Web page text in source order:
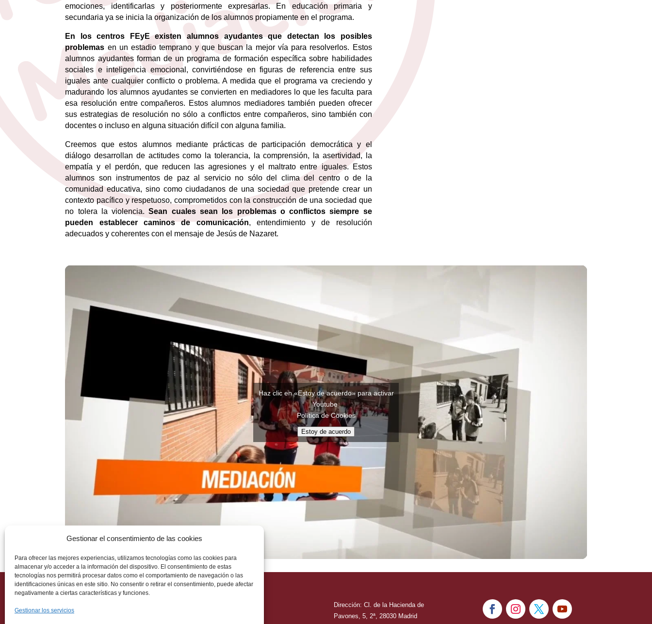
Gestionar el consentimiento de las cookies
Para ofrecer las mejores experiencias, utilizamos tecnologías como las cookies para
almacenar y/o acceder a la información del dispositivo. El consentimiento de estas
tecnologías nos permitirá procesar datos como el comportamiento de navegación o las
identificaciones únicas en este sitio. No consentir o retirar el consentimiento, puede afectar
negativamente a ciertas características y funciones.
Gestionar los servicios
emociones, identificarlas y posteriormente expresarlas. En educación primaria y
secundaria ya se inicia la organización de los alumnos propiamente en el programa.
En los centros FEyE existen alumnos ayudantes que detectan los posibles
problemas en un estadio temprano y que buscan la mejor vía para resolverlos. Estos
alumnos ayudantes forman de un programa de formación específica sobre habilidades
sociales e inteligencia emocional, convirtiéndose en figuras de referencia entre sus
iguales ante cualquier conflicto o problema. A medida que el programa va creciendo y
madurando los alumnos ayudantes se convierten en mediadores lo que les faculta para
esa resolución entre compañeros. Estos alumnos mediadores también pueden ofrecer
sus estrategias de resolución no sólo a conflictos entre compañeros, sino también con
docentes o incluso en alguna situación difícil con alguna familia.
Creemos que estos alumnos mediante prácticas de participación democrática y el
diálogo desarrollan de actitudes como la tolerancia, la comprensión, la asertividad, la
empatía y el perdón, que reducen las agresiones y el maltrato entre iguales. Estos
alumnos son instrumentos de paz al servicio no sólo del clima del centro o de la
comunidad educativa, sino como ciudadanos de una sociedad que pretende crear un
contexto pacífico y respetuoso, comprometidos con la construcción de una sociedad que
no tolera la violencia.Sean cuales sean los problemas o conflictos siempre se
pueden establecer caminos de comunicación, entendimiento y de resolución
adecuados y coherentes con el mensaje de Jesús de Nazaret.
Haz clic en «Estoy de acuerdo» para activar
Youtube
Política de Cookies
Estoy de acuerdo
Dirección: Cl. de la Hacienda de
Pavones, 5, 2ª, 28030 Madrid